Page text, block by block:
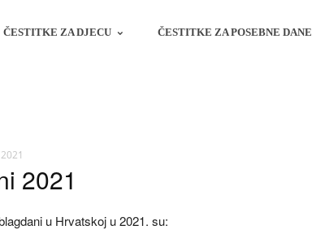
ČESTITKE ZA DJECU ČESTITKE ZA POSEBNE DANE
2021
u Hrvatskoj u 2021. su: